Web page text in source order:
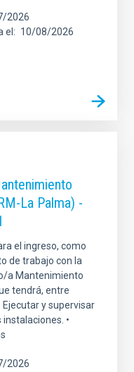
2026
el
10/08/2026
La Palma) -
el ingreso, como
de trabajo con la
a Mantenimiento
tendrá, entre
y supervisar
•
2026